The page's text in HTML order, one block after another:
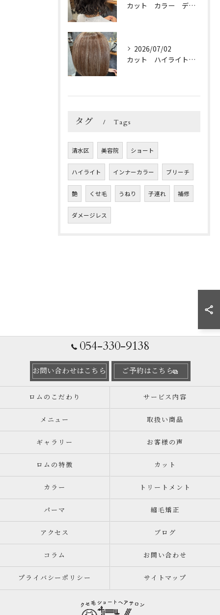
カット カラー デジパ トリートメント
2026/07/02
カット ハイライトカラー トリートメント
タグ Tags
清水区 美容院 ショート
ハイライト インナーカラー ブリーチ
艶 くせ毛 うねり 子連れ 補修
ダメージレス
054-330-9138
お問い合わせはこちら ご予約はこちら
ロムのこだわり サービス内容
メニュー 取扱い商品
ギャラリー お客様の声
ロムの特徴 カット
カラー トリートメント
パーマ 縮毛矯正
アクセス ブログ
コラム お問い合わせ
プライバシーポリシー サイトマップ